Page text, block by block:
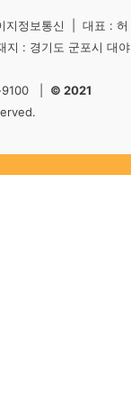
지정보통신 | 대표 : 허
: 경기도 군포시 대야
9100 | © 2021